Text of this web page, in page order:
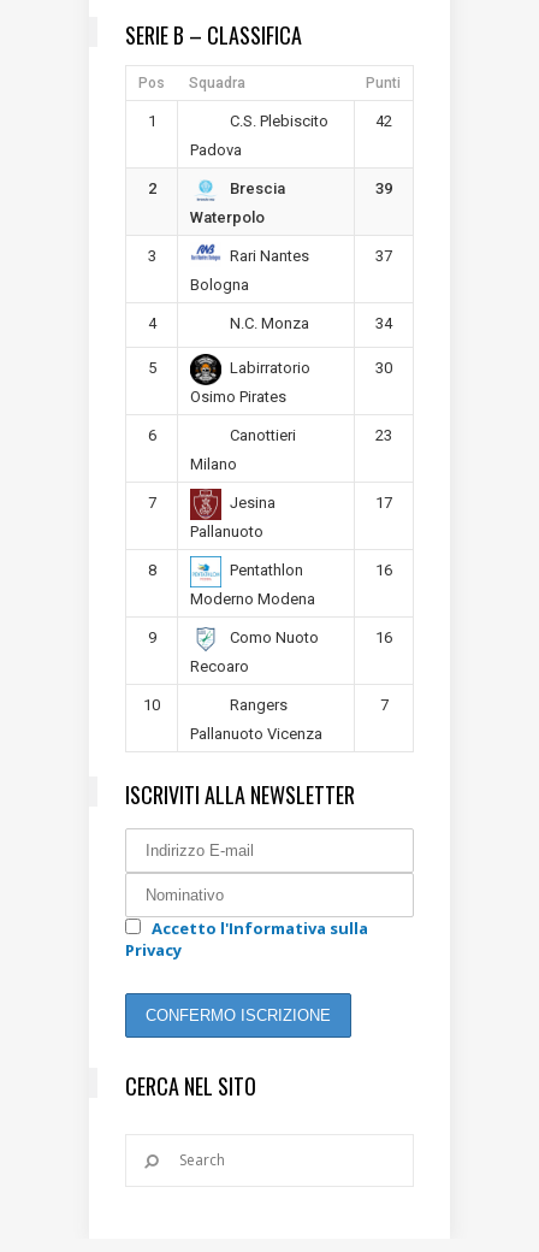
SERIE B – CLASSIFICA
Pos Squadra Punti
1
C.S. Plebiscito
Padova
42
2
Brescia
Waterpolo
39
3
Rari Nantes
Bologna
37
4 N.C. Monza 34
5
Labirratorio
Osimo Pirates
30
6
Canottieri
Milano
23
7
Jesina
Pallanuoto
17
8
Pentathlon
Moderno Modena
16
9
Como Nuoto
Recoaro
16
10
Rangers
Pallanuoto Vicenza
7
ISCRIVITI ALLA NEWSLETTER
Accetto l'Informativa sulla
Privacy
CERCA NEL SITO